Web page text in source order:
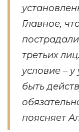
Главное,
третьих
условие –
быть
поясняет